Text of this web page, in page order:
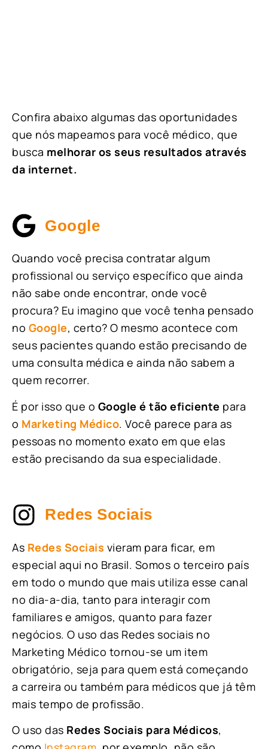
Confira abaixo algumas das oportunidades
que nós mapeamos para você médico, que
busca melhorar os seus resultados através
da internet.
Google
Quando você precisa contratar algum
profissional ou serviço específico que ainda
não sabe onde encontrar, onde você
procura? Eu imagino que você tenha pensado
no Google, certo? O mesmo acontece com
seus pacientes quando estão precisando de
uma consulta médica e ainda não sabem a
quem recorrer.
É por isso que o Google é tão eficiente para
o Marketing Médico. Você parece para as
pessoas no momento exato em que elas
estão precisando da sua especialidade.
Redes Sociais
As Redes Sociais vieram para ficar, em
especial aqui no Brasil. Somos o terceiro país
em todo o mundo que mais utiliza esse canal
no dia-a-dia, tanto para interagir com
familiares e amigos, quanto para fazer
negócios. O uso das Redes sociais no
Marketing Médico tornou-se um item
obrigatório, seja para quem está começando
a carreira ou também para médicos que já têm
mais tempo de profissão.
O uso das Redes Sociais para Médicos,